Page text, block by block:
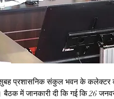
प्रशासनिक संकुल भवन के कलेक्टर
बैठक में जानकारी दी कि गई कि 26